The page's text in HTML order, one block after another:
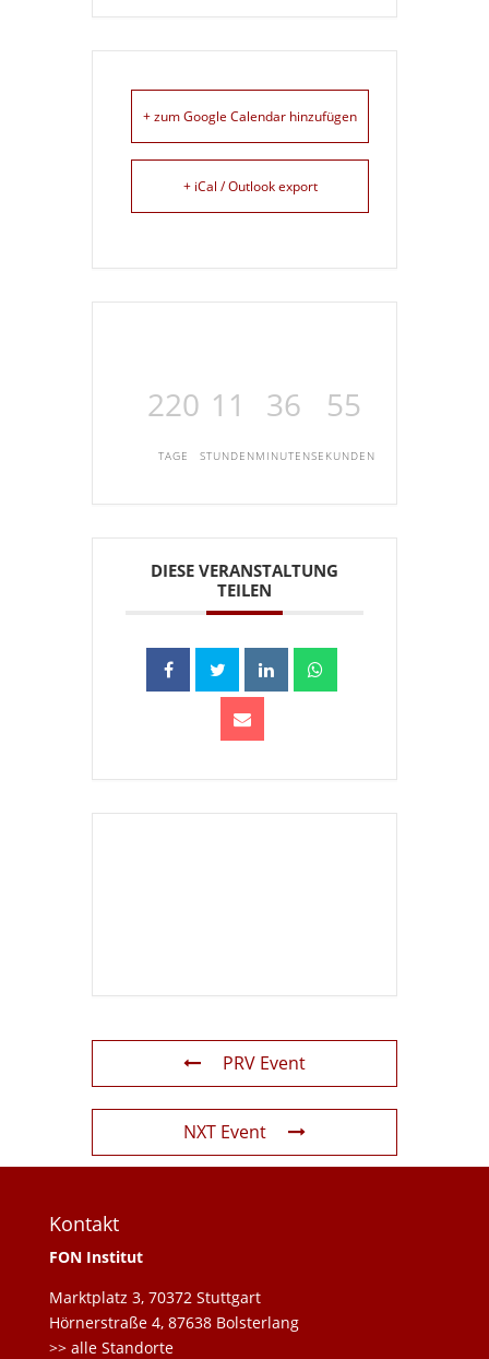
+ zum Google Calendar hinzufügen
+ iCal / Outlook export
220
TAGE
11
STUNDEN
36
MINUTEN
55
SEKUNDEN
DIESE VERANSTALTUNG
TEILEN
PRV Event
NXT Event
Kontakt
FON Institut
Marktplatz 3, 70372 Stuttgart
Hörnerstraße 4, 87638 Bolsterlang
>> alle Standorte